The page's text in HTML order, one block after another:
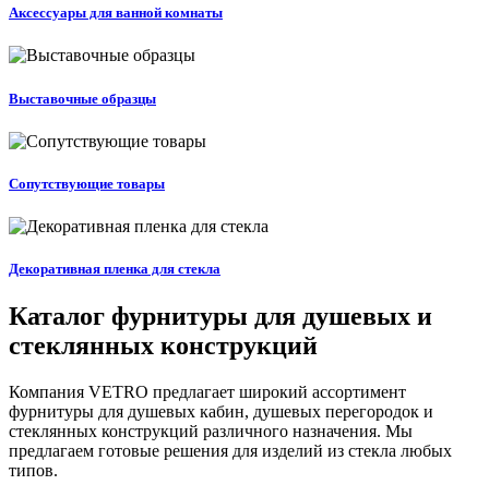
Аксессуары для ванной комнаты
Выставочные образцы
Сопутствующие товары
Декоративная пленка для стекла
Каталог фурнитуры для душевых и
стеклянных конструкций
Компания VETRO предлагает широкий ассортимент
фурнитуры для душевых кабин, душевых перегородок и
стеклянных конструкций различного назначения. Мы
предлагаем готовые решения для изделий из стекла любых
типов.